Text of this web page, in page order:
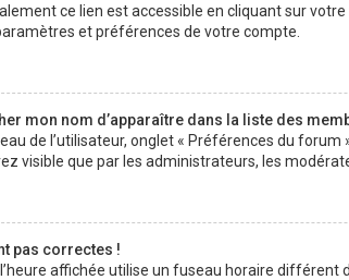
ce lien est accessible en cliquant sur
et préférences de votre compte.
mon nom d’apparaître dans la liste des
de l’utilisateur, onglet « Préférences du forum
visible que par les administrateurs, les
pas correctes !
l’heure affichée utilise un fuseau horaire